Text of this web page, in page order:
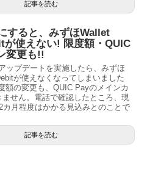
記事を読む
すると、みずほWallet
使えない! 限度額・QUIC
変更も!!
ップデートを実施したら、みずほ
が使えなくなってしまいました
額の変更も、QUIC Payのメインカ
せん。電話で確認したところ、現
カ月程度はかかる見込みとのことで
記事を読む